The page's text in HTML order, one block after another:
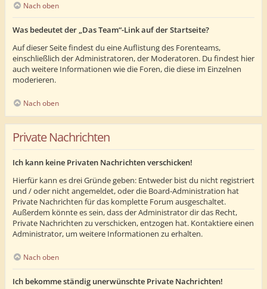
Nach oben
Was bedeutet der „Das Team“-Link auf der Startseite?
Auf dieser Seite findest du eine Auflistung des Forenteams,
einschließlich der Administratoren, der Moderatoren. Du findest hier
auch weitere Informationen wie die Foren, die diese im Einzelnen
moderieren.
Nach oben
Private Nachrichten
Ich kann keine Privaten Nachrichten verschicken!
Hierfür kann es drei Gründe geben: Entweder bist du nicht registriert
und / oder nicht angemeldet, oder die Board-Administration hat
Private Nachrichten für das komplette Forum ausgeschaltet.
Außerdem könnte es sein, dass der Administrator dir das Recht,
Private Nachrichten zu verschicken, entzogen hat. Kontaktiere einen
Administrator, um weitere Informationen zu erhalten.
Nach oben
Ich bekomme ständig unerwünschte Private Nachrichten!